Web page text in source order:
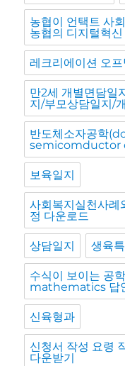
농협이 언택트 사
농협의 디지털혁
레크리에이션 오프
만2세 개별면담일
지/부모상담일지/
반도체소자공학
semicomductor
보육일지
사회복지실천사례
정 다운로드
상담일지 생육
수식이 보이는 공
mathematics 답
신육형과
신청서 작성 요령
다운받기